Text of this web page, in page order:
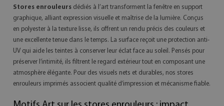
Stores enrouleurs dédiés à l’art transforment la fenêtre en support
graphique, alliant expression visuelle et maîtrise de la lumière. Conçus
en polyester à la texture lisse, ils offrent un rendu précis des couleurs et
une excellente tenue dans le temps. La surface reçoit une protection anti-
UV qui aide les teintes à conserver leur éclat face au soleil. Pensés pour
préserver l’intimité, ils filtrent le regard extérieur tout en composant une
atmosphère élégante. Pour des visuels nets et durables, nos stores
enrouleurs imprimés associent qualité d’impression et mécanisme fiable.